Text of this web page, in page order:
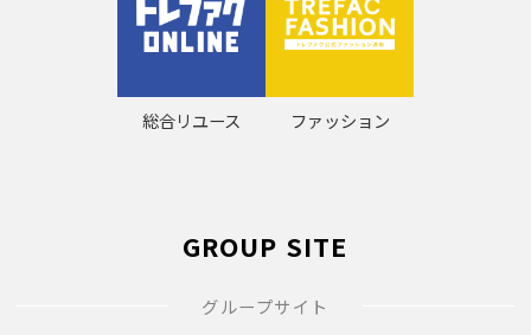
総合リユース ファッション
GROUP SITE
グループサイト